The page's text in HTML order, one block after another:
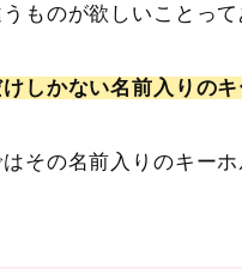
ものが欲しいことって
しかない名前入りの
その名前入りのキーホ